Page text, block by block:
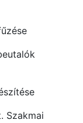
Szakmai